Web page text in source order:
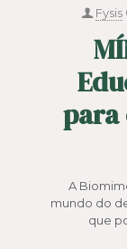
Fysis
para
A
mundo do
que